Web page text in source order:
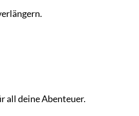
all deine Abenteuer.